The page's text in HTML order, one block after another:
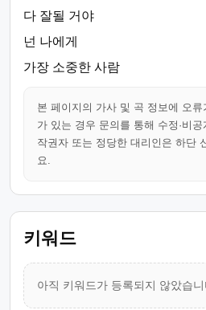
다 잘될 거야
넌 나에게
가장 소중한 사람
본 페이지의 가사 및 곡 정보에 오
가 있는 경우 문의를 통해 수정·비
작권자 또는 정당한 대리인은 하단
요.
키워드
아직 키워드가 등록되지 않았습니